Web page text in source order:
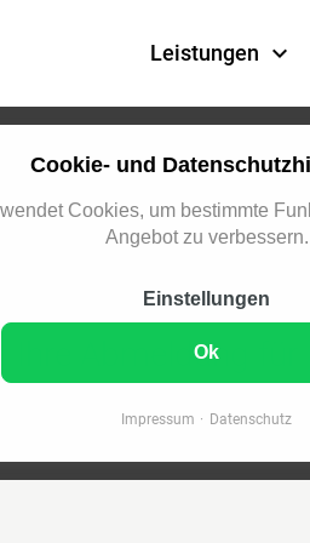
Cookie- und
Cookies, um bestimmte
Angebot zu verbessern.
Einstellungen
Ok
Impressum Datenschutz
Leistungen
Ihre Abmeldung